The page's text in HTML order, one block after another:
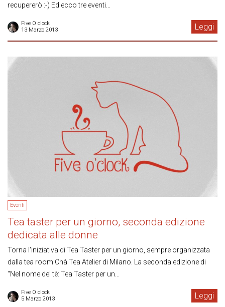
recupererò :-) Ed ecco tre eventi...
Five O clock
13 Marzo 2013
Leggi
Eventi
Tea taster per un giorno, seconda edizione
dedicata alle donne
Torna l'iniziativa di Tea Taster per un giorno, sempre organizzata
dalla tea room Chà Tea Atelier di Milano. La seconda edizione di
"Nel nome del tè: Tea Taster per un...
Five O clock
5 Marzo 2013
Leggi